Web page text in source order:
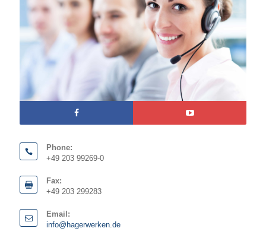
Phone:
+49 203 99269-0
Fax:
+49 203 299283
Email:
info@hagerwerken.de